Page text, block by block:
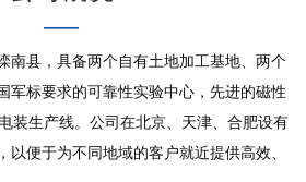
——
县，具备两个自有土地加工基地、两个
军标要求的可靠性实验中心，先进的磁性
装生产线。公司在北京、天津、合肥设有
以便于为不同地域的客户就近提供高效、